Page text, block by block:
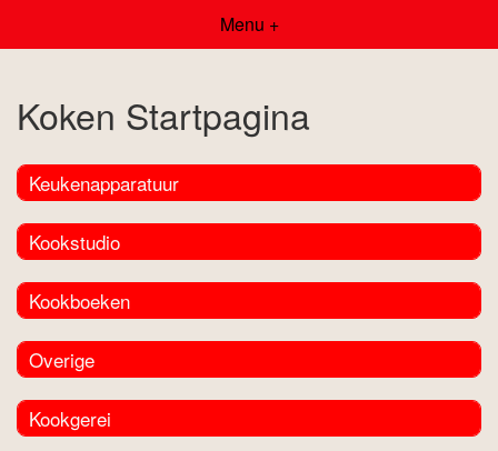
Menu +
Koken Startpagina
Keukenapparatuur
Kookstudio
Kookboeken
Overige
Kookgerei